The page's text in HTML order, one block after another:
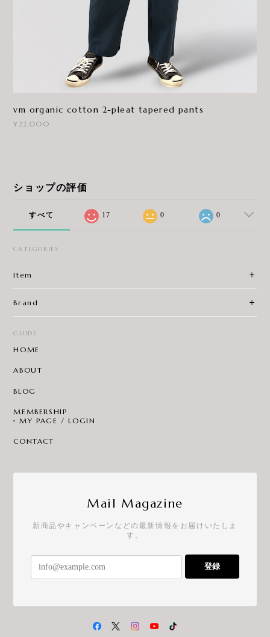
vm organic cotton 2-pleat tapered pants
¥22,000
ショップの評価
すべて 17 0 0
CATEGORIES
Item
Brand
GUIDE
HOME
ABOUT
BLOG
MEMBERSHIP
MY PAGE / LOGIN
CONTACT
Mail Magazine
新商品やキャンペーンなどの最新情報をお届けいたしま
す。
登録